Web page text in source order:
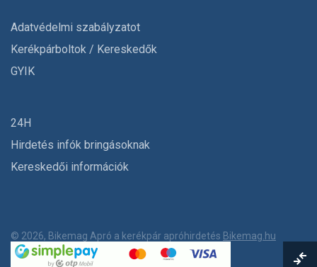
Adatvédelmi szabályzatot
Kerékpárboltok / Kereskedők
GYIK
24H
Hirdetés infók bringásoknak
Kereskedői információk
© 2026, Bikemag Apró a kerékpár apróhirdetés Bikemag.hu